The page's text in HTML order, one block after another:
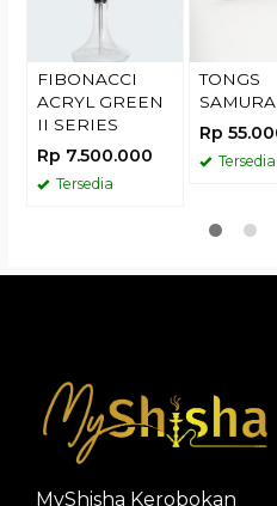
FIBONACCI
ACRYL GREEN
II SERIES
Rp 7.500.000
Tersedia
TONGS
Rp
Tersedia
MyShisha Kerobokan